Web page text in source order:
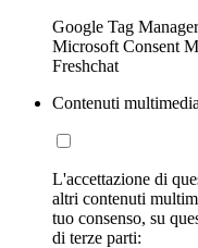
Google Tag
Microsoft Consent
Freshchat
Contenuti
L'accettazione di
altri contenuti
tuo consenso, su
di terze parti: